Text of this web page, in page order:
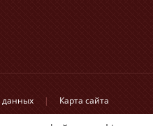
данных | Карта сайта